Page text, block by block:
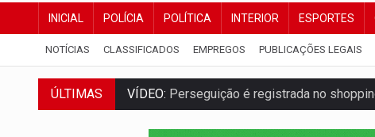
INICIAL POLÍCIA POLÍTICA INTERIOR ESPORTES
NOTÍCIAS CLASSIFICADOS EMPREGOS PUBLICAÇÕES LEGAIS
ÚLTIMAS
VÍDEO:Perseguição é registrada no
LUDOPATIA:Apostas online começam a
REFLORESTAMENTO:Plantar árvores não